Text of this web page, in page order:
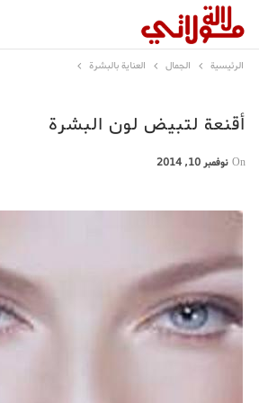
الرئيسية الجمال العناية بالبشرة
أقنعة لتبيض لون البشرة
On نوفمبر 10, 2014